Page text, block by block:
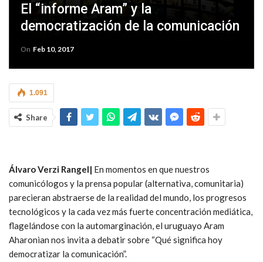
El “informe Aram” y la
democratización de la comunicación
On Feb 10, 2017
1.091
Share
Álvaro Verzi Rangel| En momentos en que nuestros
comunicólogos y la prensa popular (alternativa, comunitaria)
parecieran abstraerse de la realidad del mundo, los progresos
tecnológicos y la cada vez más fuerte concentración mediática,
flagelándose con la automarginación, el uruguayo Aram
Aharonian nos invita a debatir sobre “Qué significa hoy
democratizar la comunicación”.